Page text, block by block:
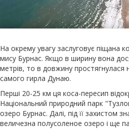
На окрему увагу заслуговує піщана
мису Бурнас. Якщо в ширину вона
метрів, то в довжину простягнулася
самого гирла Дунаю.
Перші 20-25 км ця коса-пересип
Національний природний парк
озеро Бурнас. Далі, під її захистом
величезна полусоленое озеро і ще